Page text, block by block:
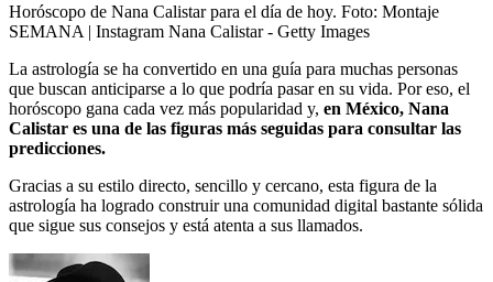
Horóscopo de Nana Calistar para el día de hoy. Foto: Montaje
SEMANA | Instagram Nana Calistar - Getty Images
La astrología se ha convertido en una guía para muchas personas
que buscan anticiparse a lo que podría pasar en su vida. Por eso, el
horóscopo gana cada vez más popularidad y, en México, Nana
Calistar es una de las figuras más seguidas para consultar las
predicciones.
Gracias a su estilo directo, sencillo y cercano, esta figura de la
astrología ha logrado construir una comunidad digital bastante sólida
que sigue sus consejos y está atenta a sus llamados.